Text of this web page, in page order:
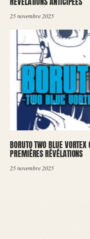
25 novembre 2025
BORUTO TWO BLUE
PREMIÈRES RÉVÉLATIONS
25 novembre 2025